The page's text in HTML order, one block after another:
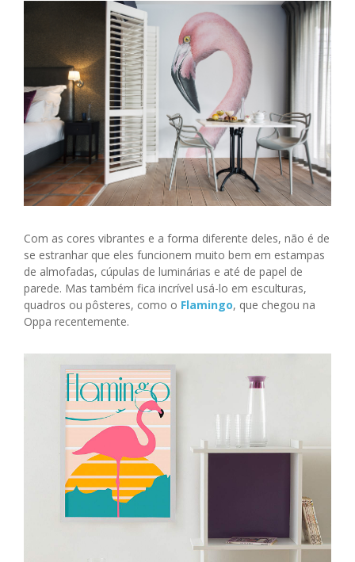
Com as cores vibrantes e a forma diferente deles, não é de
se estranhar que eles funcionem muito bem em estampas
de almofadas, cúpulas de luminárias e até de papel de
parede. Mas também fica incrível usá-lo em esculturas,
quadros ou pôsteres, como o Flamingo, que chegou na
Oppa recentemente.